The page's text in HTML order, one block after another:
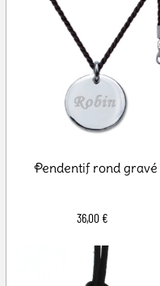
Pendentif rond gravé
36,00 €